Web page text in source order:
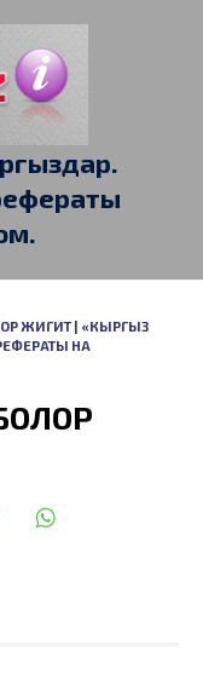
ЖИГИТ | «КЫРГЫЗ
НА